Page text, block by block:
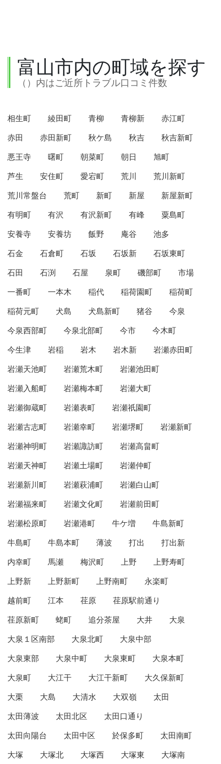
富山市内の町域を探す
（）内はご近所トラブル口コミ件数
相生町 綾田町 青柳 青柳新
赤江町
赤田
赤田新町 秋ケ島 秋吉
秋吉新町
悪王寺
曙町 朝菜町 朝日
旭町
芦生
安住町 愛宕町 荒川
荒川新町
荒川常盤台
荒町 新町 新屋
新屋新町
有明町
有沢 有沢新町 有峰
粟島町
安養寺
安養坊 飯野 庵谷
池多
石金
石倉町 石坂 石坂新
石坂東町
石田
石渕 石屋 泉町 磯部町
市場
一番町
一本木 稲代 稲荷園町
稲荷町
稲荷元町
犬島 犬島新町 猪谷
今泉
今泉西部町
今泉北部町 今市
今木町
今生津
岩稲 岩木 岩木新
岩瀬赤田町
岩瀬天池町
岩瀬荒木町
岩瀬池田町
岩瀬入船町
岩瀬梅本町
岩瀬大町
岩瀬御蔵町
岩瀬表町
岩瀬祇園町
岩瀬古志町
岩瀬幸町 岩瀬堺町
岩瀬新町
岩瀬神明町
岩瀬諏訪町
岩瀬高畠町
岩瀬天神町
岩瀬土場町
岩瀬仲町
岩瀬新川町
岩瀬萩浦町
岩瀬白山町
岩瀬福来町
岩瀬文化町
岩瀬前田町
岩瀬松原町
岩瀬港町 牛ケ増
牛島新町
牛島町
牛島本町 薄波 打出
打出新
内幸町
馬瀬 梅沢町 上野
上野寿町
上野新
上野新町 上野南町
永楽町
越前町
江本 荏原
荏原駅前通り
荏原新町
蛯町 追分茶屋 大井
大泉
大泉１区南部
大泉北町
大泉中部
大泉東部
大泉中町 大泉東町
大泉本町
大泉町
大江干 大江干新町
大久保新町
大栗
大島 大清水 大双嶺
太田
太田薄波
太田北区
太田口通り
太田向陽台
太田中区 於保多町
太田南町
大塚
大塚北 大塚西 大塚東 大塚南